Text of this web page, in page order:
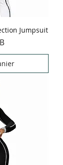
Jumpsuit